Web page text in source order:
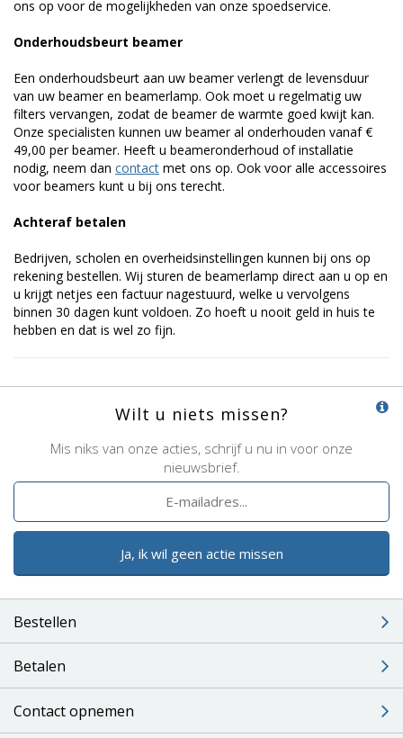
ons op voor de mogelijkheden van onze spoedservice.
Onderhoudsbeurt beamer
Een onderhoudsbeurt aan uw beamer verlengt de levensduur
van uw beamer en beamerlamp. Ook moet u regelmatig uw
filters vervangen, zodat de beamer de warmte goed kwijt kan.
Onze specialisten kunnen uw beamer al onderhouden vanaf €
49,00 per beamer. Heeft u beameronderhoud of installatie
nodig, neem dan contact met ons op. Ook voor alle accessoires
voor beamers kunt u bij ons terecht.
Achteraf betalen
Bedrijven, scholen en overheidsinstellingen kunnen bij ons op
rekening bestellen. Wij sturen de beamerlamp direct aan u op en
u krijgt netjes een factuur nagestuurd, welke u vervolgens
binnen 30 dagen kunt voldoen. Zo hoeft u nooit geld in huis te
hebben en dat is wel zo fijn.
Wilt u niets missen?
Mis niks van onze acties, schrijf u nu in voor onze
nieuwsbrief.
Ja, ik wil geen actie missen
Bestellen
Betalen
Contact opnemen